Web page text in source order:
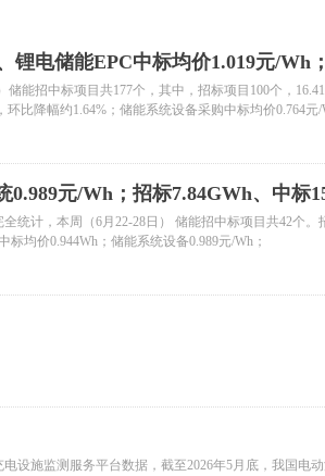
锂电储能EPC中标均价1.019元/Wh
能招中标项目共177个，其中，招标项目100个，
比降幅约1.64%；储能系统设备采购中标均价0.764
规模4192.83MWh；
元/Wh；招标7.84GWh、中标
统计，本周（6月22-28日） 储能招中标项目共42个。
标均价0.944Wh；储能系统设备0.989元/Wh；
设施监测服务平台数据，截至2026年5月底，我国电